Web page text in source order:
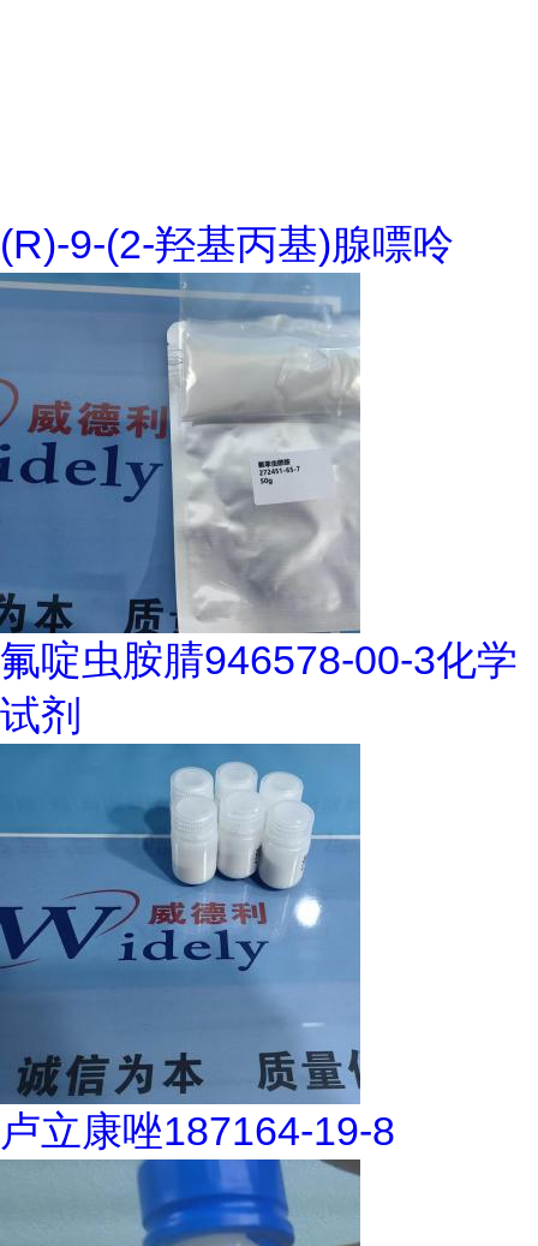
(R)-9-(2-羟基丙基)腺嘌呤
氟啶虫胺腈946578-00-3化学
试剂
卢立康唑187164-19-8